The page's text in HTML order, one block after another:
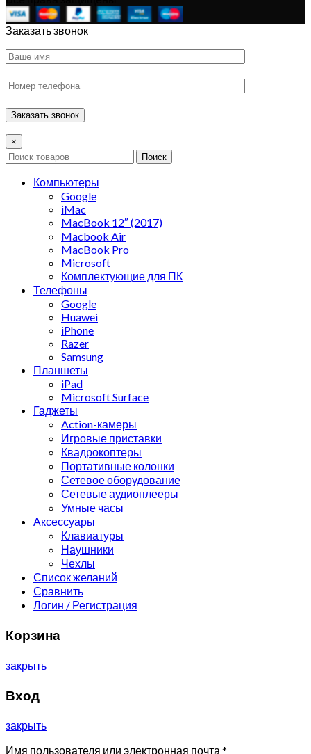
Заказать звонок
×
Поиск
Компьютеры
Google
iMac
MacBook 12″ (2017)
Macbook Air
MacBook Pro
Microsoft
Комплектующие для ПК
Телефоны
Google
Huawei
iPhone
Razer
Samsung
Планшеты
iPad
Microsoft Surface
Гаджеты
Action-камеры
Игровые приставки
Квадрокоптеры
Портативные колонки
Сетевое оборудование
Сетевые аудиоплееры
Умные часы
Аксессуары
Клавиатуры
Наушники
Чехлы
Список желаний
Сравнить
Логин / Регистрация
Корзина
закрыть
Вход
закрыть
Имя пользователя или электронная почта *